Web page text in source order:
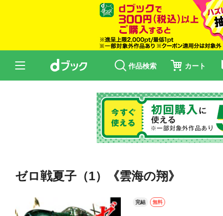
作品検索 カート
ゼロ戦夏子（1）《雲海の翔》
完結 無料